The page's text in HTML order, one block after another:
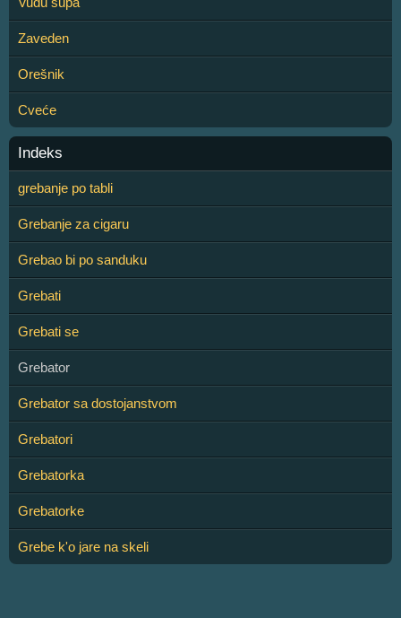
Zaveden
Orešnik
Cveće
Indeks
grebanje po tabli
Grebanje za cigaru
Grebao bi po sanduku
Grebati
Grebati se
Grebator
Grebator sa dostojanstvom
Grebatori
Grebatorka
Grebatorke
Grebe k'o jare na skeli